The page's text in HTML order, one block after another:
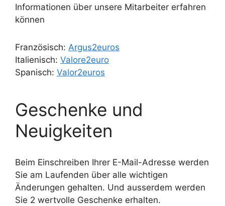
Informationen über unsere Mitarbeiter erfahren
können
Französisch: Argus2euros
Italienisch: Valore2euro
Spanisch: Valor2euros
Geschenke und
Neuigkeiten
Beim Einschreiben Ihrer E-Mail-Adresse werden
Sie am Laufenden über alle wichtigen
Änderungen gehalten. Und ausserdem werden
Sie 2 wertvolle Geschenke erhalten.